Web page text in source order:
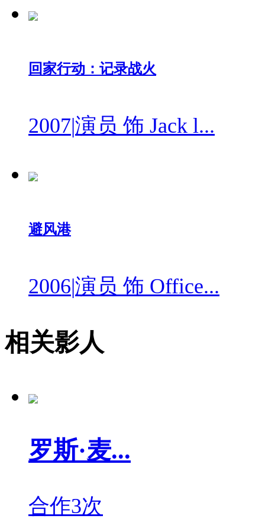
回家行动：记录战火
2007|演员 饰 Jack l...
避风港
2006|演员 饰 Office...
相关影人
罗斯·麦...
合作3次